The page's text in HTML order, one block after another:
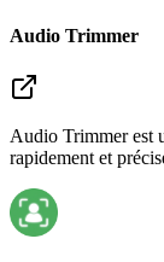
Audio Trimmer
Audio Trimmer est
rapidement et